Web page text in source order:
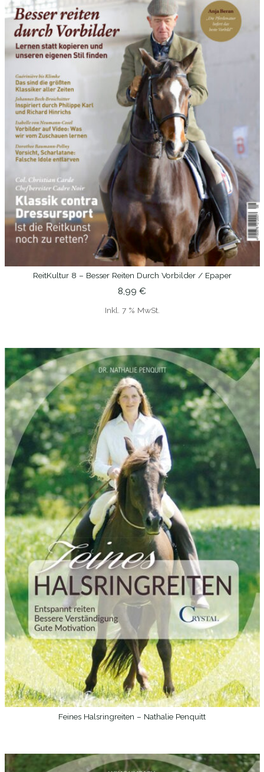
IN DEN WARENKORB
ReitKultur 8 – Besser Reiten Durch Vorbilder / Epaper
8,99 €
Inkl. 7 % MwSt.
WEITERLESEN
Feines Halsringreiten – Nathalie Penquitt